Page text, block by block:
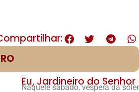
Eu, Jardineiro do Senhor
Naquele sábado, véspera da